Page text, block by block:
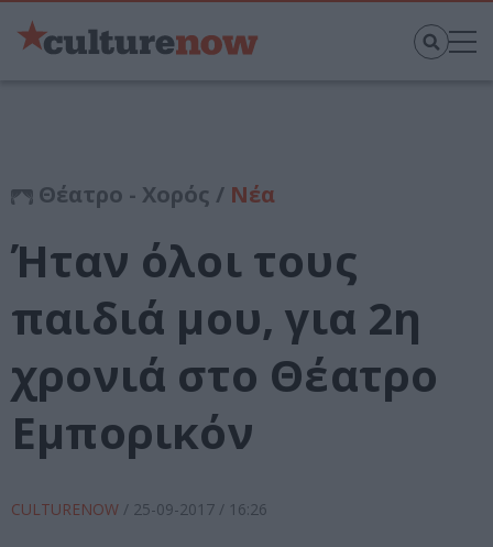
Θέατρο - Χορός / Νέα
Ήταν όλοι τους
παιδιά μου, για 2η
χρονιά στο Θέατρο
Εμπορικόν
CULTURENOW / 25-09-2017 / 16:26